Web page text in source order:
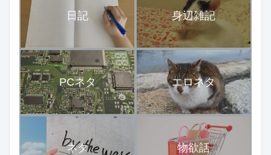
日記 身辺雑記
PCネタ エロネタ
ネタ 物欲話